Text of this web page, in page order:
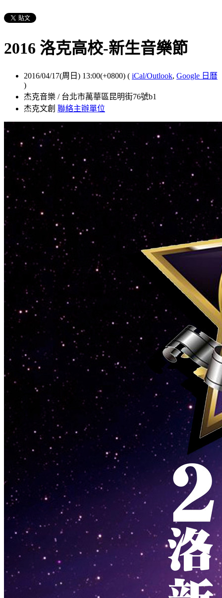
2016 洛克高校-新生音樂節
2016/04/17(周日) 13:00(+0800) ( iCal/Outlook, Google 日曆
)
杰克音樂 / 台北市萬華區昆明街76號b1
杰克文創 聯絡主辦單位